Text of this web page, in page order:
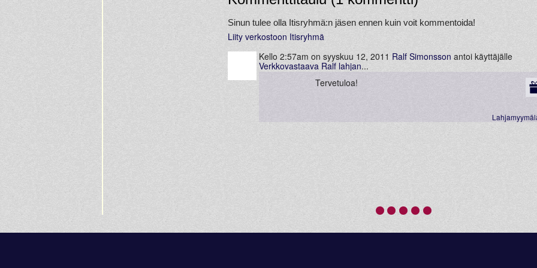
Sinun tulee olla Itisryhmä:n jäsen ennen kuin voit kommentoida!
Liity verkostoon Itisryhmä
Kello 2:57am on syyskuu 12, 2011 Ralf Simonsson antoi käyttäjälle
Verkkovastaava Ralf lahjan...
Tervetuloa!